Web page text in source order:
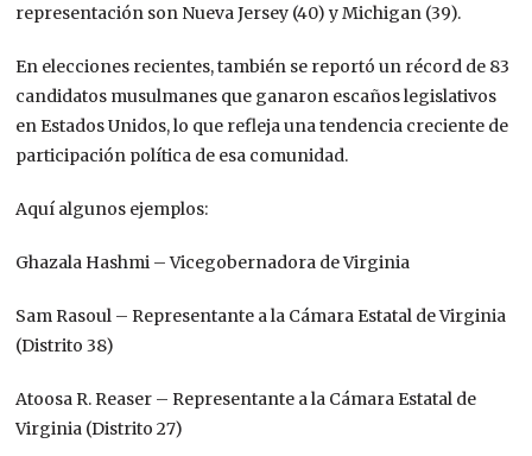
representación son Nueva Jersey (40) y Michigan (39).
En elecciones recientes, también se reportó un récord de 83
candidatos musulmanes que ganaron escaños legislativos
en Estados Unidos, lo que refleja una tendencia creciente de
participación política de esa comunidad.
Aquí algunos ejemplos:
Ghazala Hashmi – Vicegobernadora de Virginia
Sam Rasoul – Representante a la Cámara Estatal de Virginia
(Distrito 38)
Atoosa R. Reaser – Representante a la Cámara Estatal de
Virginia (Distrito 27)